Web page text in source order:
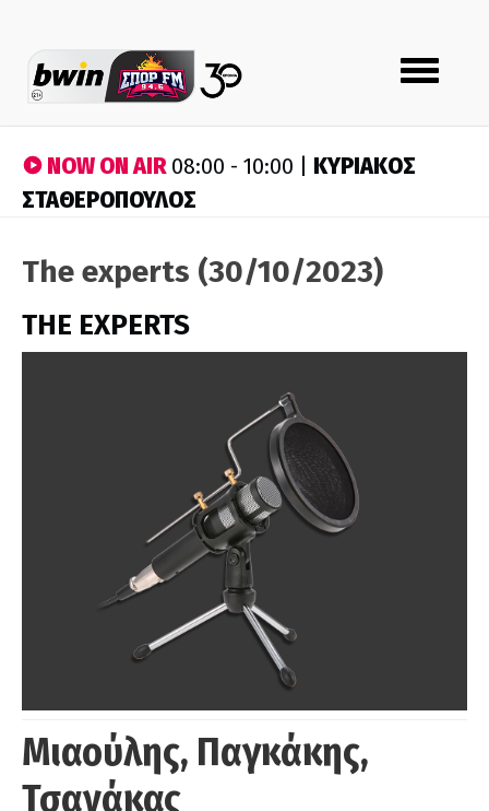
Toggle
navigation
NOW ON AIR08:00 - 10:00 | ΚΥΡΙΑΚΟΣ
ΣΤΑΘΕΡΟΠΟΥΛΟΣ
The experts (30/10/2023)
THE EXPERTS
Μιαούλης, Παγκάκης,
Τσανάκας